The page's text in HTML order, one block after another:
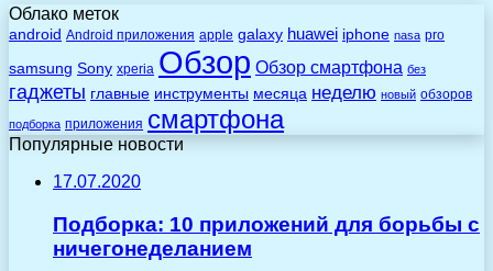
Облако меток
android Android приложения apple galaxy huawei iphone nasa pro
samsung Sony xperia Обзор Обзор смартфона без
гаджеты главные инструменты месяца неделю новый обзоров
подборка приложения смартфона
Популярные новости
17.07.2020
Подборка: 10 приложений для борьбы с
ничегонеделанием